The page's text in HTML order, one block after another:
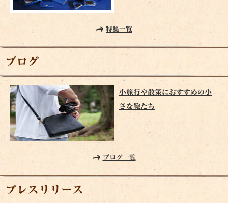
特集一覧
ブログ
小旅行や散策におすすめの小
さな鞄たち
ブログ一覧
プレスリリース